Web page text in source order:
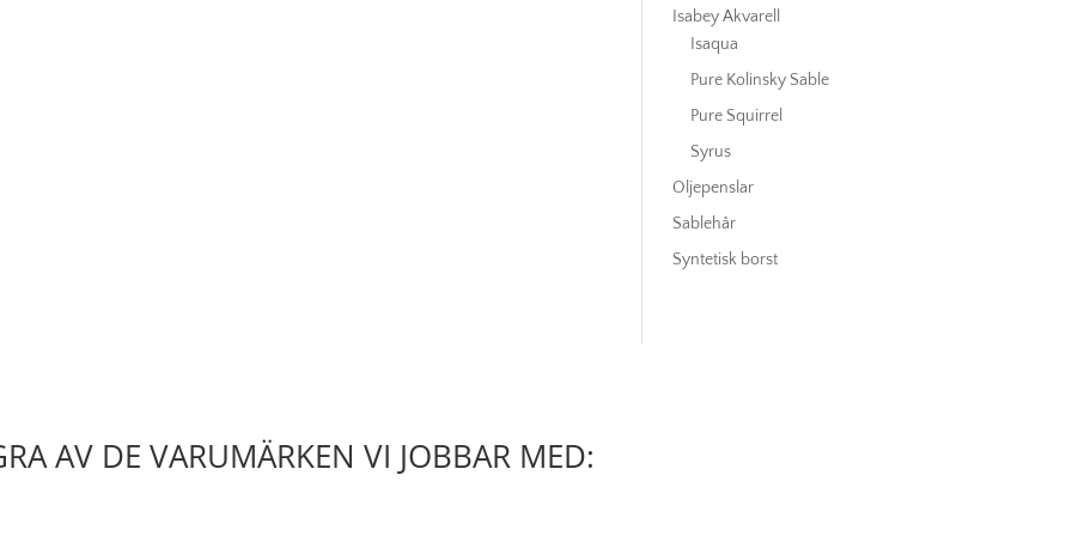
Isabey Akvarell
Isaqua
Pure Kolinsky Sable
Pure Squirrel
Syrus
Oljepenslar
Sablehår
Syntetisk borst
AV DE VARUMÄRKEN VI JOBBAR MED: